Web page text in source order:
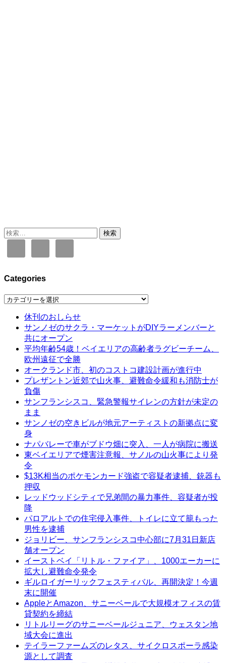
検
索:
Categories
Categories
休刊のおしらせ
サンノゼのサクラ・マーケットがDIYラーメンバーと
共にオープン
平均年齢54歳！ベイエリアの高齢者ラグビーチーム、
欧州遠征で全勝
オークランド市、初のコストコ建設計画が進行中
プレザントン近郊で山火事、避難命令緩和も消防士が
負傷
サンフランシスコ、緊急警報サイレンの方針が未定の
まま
サンノゼの空きビルが地元アーティストの新拠点に変
身
ナパバレーで車がブドウ畑に突入、一人が病院に搬送
東ベイエリアで煙害注意報、サノルの山火事により発
令
$13K相当のポケモンカード強盗で容疑者逮捕、銃器も
押収
レッドウッドシティで兄弟間の暴力事件、容疑者が投
降
パロアルトでの住宅侵入事件、トイレに立て籠もった
男性を逮捕
ジョリビー、サンフランシスコ中心部に7月31日新店
舗オープン
イーストベイ「リトル・ファイア」、1000エーカーに
拡大し避難命令発令
ギルロイガーリックフェスティバル、再開決定！今週
末に開催
AppleとAmazon、サニーベールで大規模オフィスの賃
貸契約を締結
リトルリーグのサニーベールジュニア、ウェスタン地
域大会に進出
テイラーファームズのレタス、サイクロスポーラ感染
源として調査